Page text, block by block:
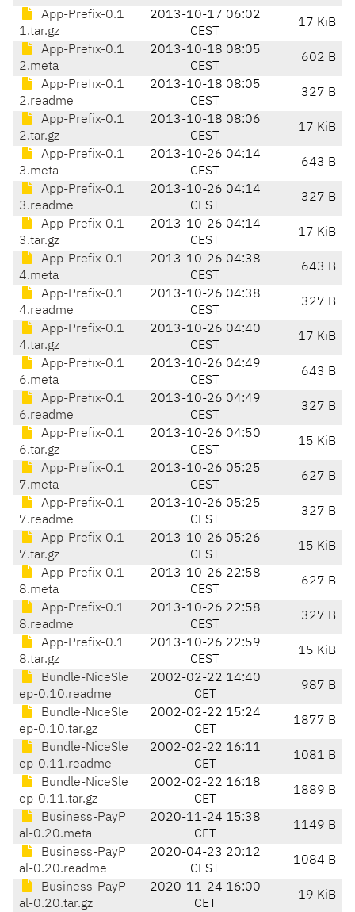
App-Prefix-0.1
1.tar.gz
2013-10-17 06:02
CEST
17 KiB
App-Prefix-0.1
2.meta
2013-10-18 08:05
CEST
602 B
App-Prefix-0.1
2.readme
2013-10-18 08:05
CEST
327 B
App-Prefix-0.1
2.tar.gz
2013-10-18 08:06
CEST
17 KiB
App-Prefix-0.1
3.meta
2013-10-26 04:14
CEST
643 B
App-Prefix-0.1
3.readme
2013-10-26 04:14
CEST
327 B
App-Prefix-0.1
3.tar.gz
2013-10-26 04:14
CEST
17 KiB
App-Prefix-0.1
4.meta
2013-10-26 04:38
CEST
643 B
App-Prefix-0.1
4.readme
2013-10-26 04:38
CEST
327 B
App-Prefix-0.1
4.tar.gz
2013-10-26 04:40
CEST
17 KiB
App-Prefix-0.1
6.meta
2013-10-26 04:49
CEST
643 B
App-Prefix-0.1
6.readme
2013-10-26 04:49
CEST
327 B
App-Prefix-0.1
6.tar.gz
2013-10-26 04:50
CEST
15 KiB
App-Prefix-0.1
7.meta
2013-10-26 05:25
CEST
627 B
App-Prefix-0.1
7.readme
2013-10-26 05:25
CEST
327 B
App-Prefix-0.1
7.tar.gz
2013-10-26 05:26
CEST
15 KiB
App-Prefix-0.1
8.meta
2013-10-26 22:58
CEST
627 B
App-Prefix-0.1
8.readme
2013-10-26 22:58
CEST
327 B
App-Prefix-0.1
8.tar.gz
2013-10-26 22:59
CEST
15 KiB
Bundle-NiceSle
ep-0.10.readme
2002-02-22 14:40
CET
987 B
Bundle-NiceSle
ep-0.10.tar.gz
2002-02-22 15:24
CET
1877 B
Bundle-NiceSle
ep-0.11.readme
2002-02-22 16:11
CET
1081 B
Bundle-NiceSle
ep-0.11.tar.gz
2002-02-22 16:18
CET
1889 B
Business-PayP
al-0.20.meta
2020-11-24 15:38
CET
1149 B
Business-PayP
al-0.20.readme
2020-04-23 20:12
CEST
1084 B
Business-PayP
al-0.20.tar.gz
2020-11-24 16:00
CET
19 KiB